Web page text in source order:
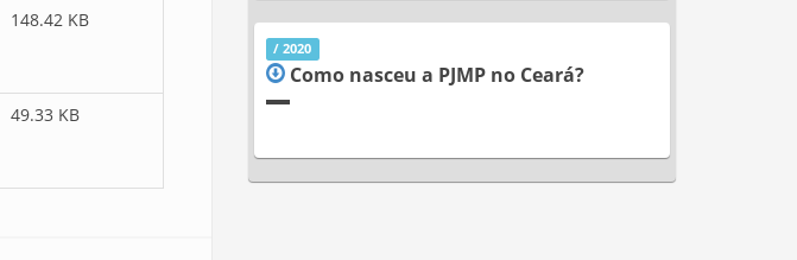
148.42 KB
49.33 KB
/ 2020
Como nasceu a PJMP no Ceará?